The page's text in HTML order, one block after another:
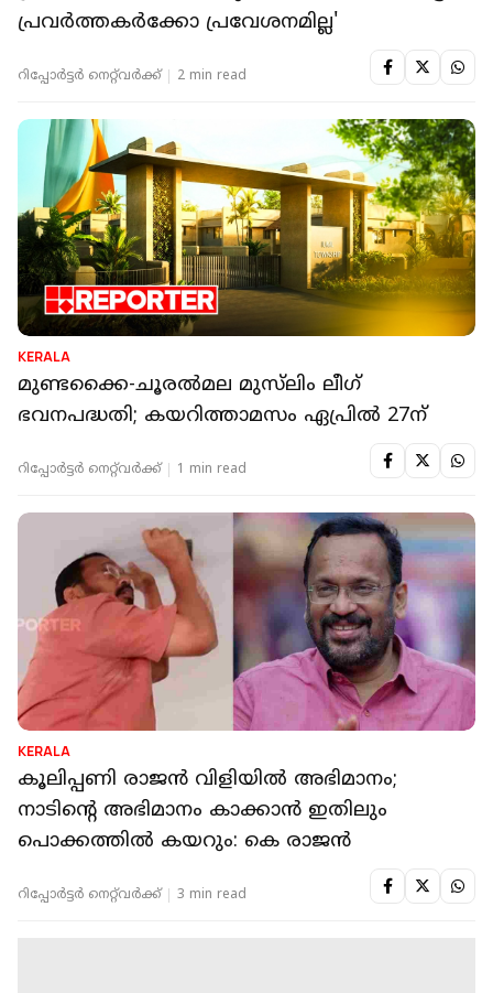
പ്രവര്‍ത്തകര്‍ക്കോ പ്രവേശനമില്ല'
റിപ്പോർട്ടർ നെറ്റ്‌വര്‍ക്ക്‌ 2 min read
KERALA
മുണ്ടക്കൈ-ചൂരല്‍മല മുസ്‌ലിം ലീഗ്
ഭവനപദ്ധതി; കയറിത്താമസം ഏപ്രില്‍ 27ന്
റിപ്പോർട്ടർ നെറ്റ്‌വര്‍ക്ക്‌ 1 min read
KERALA
കൂലിപ്പണി രാജന്‍ വിളിയില്‍ അഭിമാനം;
നാടിന്റെ അഭിമാനം കാക്കാന്‍ ഇതിലും
പൊക്കത്തില്‍ കയറും: കെ രാജന്‍
റിപ്പോർട്ടർ നെറ്റ്‌വര്‍ക്ക്‌ 3 min read